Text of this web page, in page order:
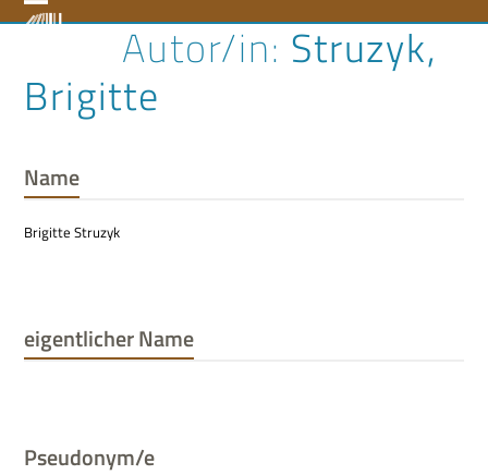
to Open
menu
Close
menu
Struzyk,
Brigitte
Name
Brigitte Struzyk
eigentlicher Name
Pseudonym/e